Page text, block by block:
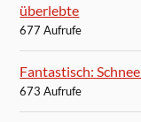
überlebte
677 Aufrufe
Fantastisch:
673 Aufrufe